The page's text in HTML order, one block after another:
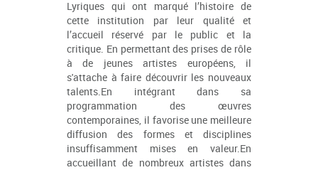
Lyriques qui ont marqué l’histoire de
cette institution par leur qualité et
l’accueil réservé par le public et la
critique. En permettant des prises de rôle
à de jeunes artistes européens, il
s'attache à faire découvrir les nouveaux
talents.En intégrant dans sa
programmation des œuvres
contemporaines, il favorise une meilleure
diffusion des formes et disciplines
insuffisamment mises en valeur.En
accueillant de nombreux artistes dans